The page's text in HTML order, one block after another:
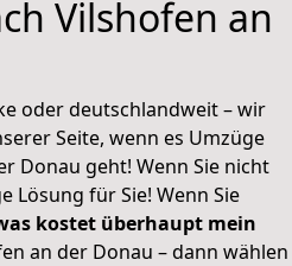
Vilshofen an
oder deutschlandweit – wir
Seite, wenn es Umzüge
Donau geht! Wenn Sie nicht
Lösung für Sie! Wenn Sie
kostet überhaupt mein
an der Donau – dann wählen